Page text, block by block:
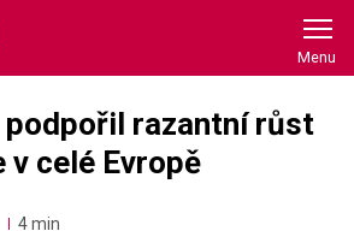
podpořil razantní růst
v celé Evropě
4 min